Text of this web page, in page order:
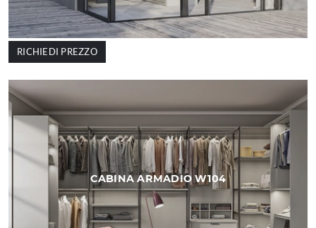
RICHIEDI PREZZO
CABINA ARMADIO W104